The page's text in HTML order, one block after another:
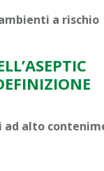
a rischio
ad alto